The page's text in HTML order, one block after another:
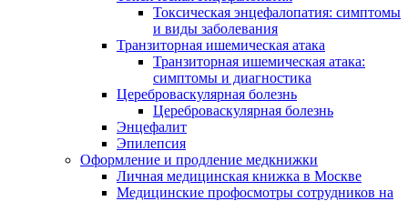
Токсическая энцефалопатия: симптомы
и виды заболевания
Транзиторная ишемическая атака
Транзиторная ишемическая атака:
симптомы и диагностика
Цереброваскулярная болезнь
Цереброваскулярная болезнь
Энцефалит
Эпилепсия
Оформление и продление медкнижки
Личная медицинская книжка в Москве
Медицинские профосмотры сотрудников на